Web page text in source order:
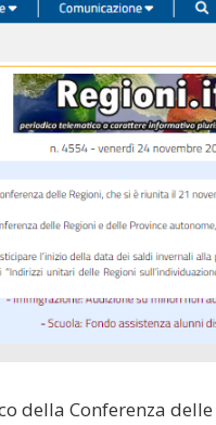
della Conferenza